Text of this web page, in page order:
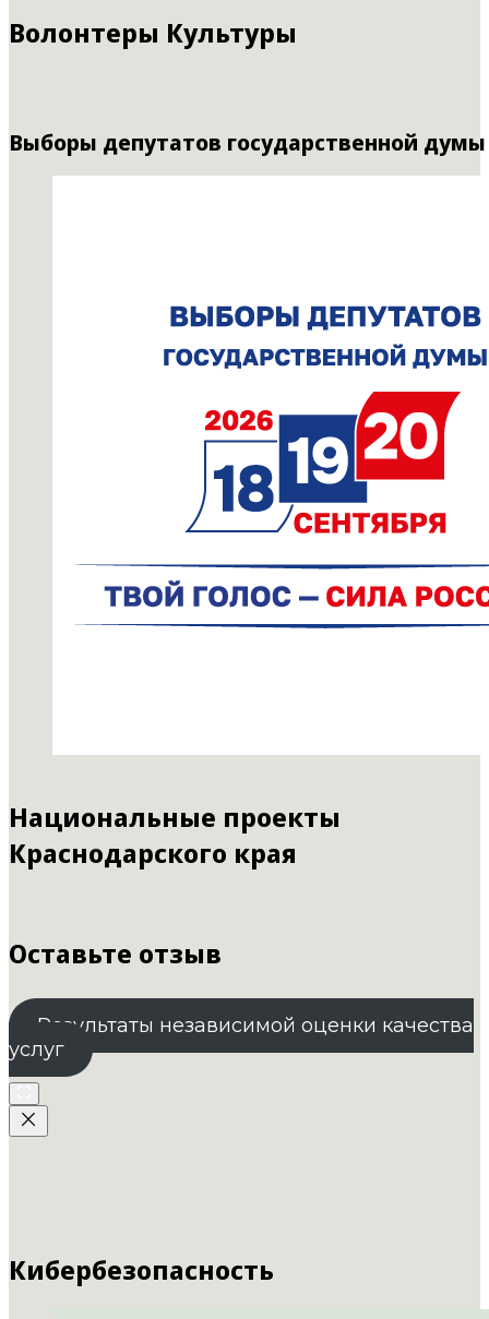
Волонтеры Культуры
Выборы депутатов государственной думы
Национальные проекты
Краснодарского края
Оставьте отзыв
Результаты независимой оценки качества
услуг
Кибербезопасность